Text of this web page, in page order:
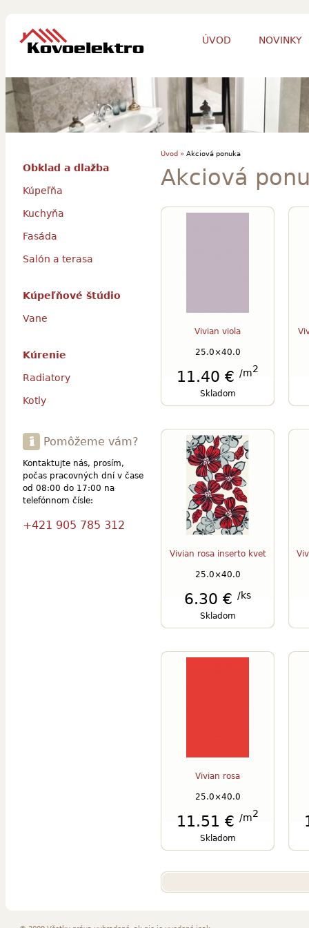
ÚVOD NOVINKY
Úvod »Akciová ponuka
Akciová
Vivian viola
25.0×40.0
11.40 € /m2
Skladom
Vivian rosa inserto kvet
25.0×40.0
6.30 € /ks
Skladom
Vivian rosa
25.0×40.0
11.51 € /m2
Skladom
Obklad a dlažba
Kúpeľňa
Kuchyňa
Fasáda
Salón a terasa
Kúpeľňové štúdio
Vane
Kúrenie
Radiatory
Kotly
Pomôžeme vám?
Kontaktujte nás, prosím,
počas pracovných dní v čase
od 08:00 do 17:00 na
telefónnom čísle:
+421 905 785 312